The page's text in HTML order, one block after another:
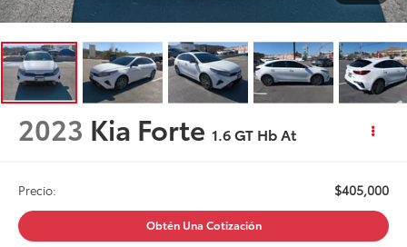
2023 Kia Forte 1.6 GT Hb At
Precio: $405,000
Obtén Una Cotización